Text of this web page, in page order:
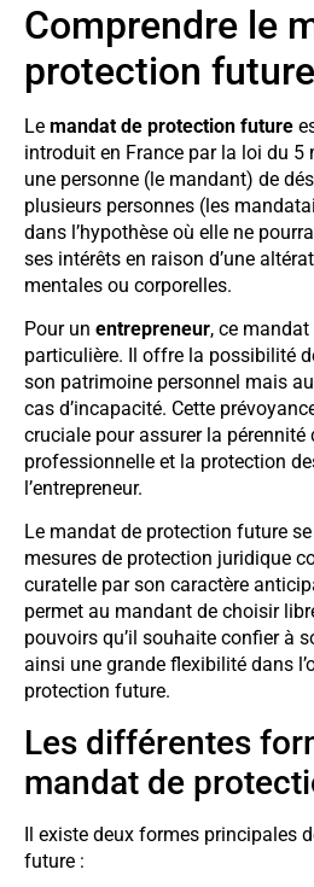
Comprendre le
protection future
Le mandat de protection future
introduit en France par la loi du 5
une personne (le mandant) de
plusieurs personnes (les
dans l’hypothèse où elle ne
ses intérêts en raison d’une
mentales ou corporelles.
Pour un entrepreneur, ce
particulière. Il offre la possibilité
son patrimoine personnel mais
cas d’incapacité. Cette
cruciale pour assurer la pérennité
professionnelle et la protection
l’entrepreneur.
Le mandat de protection future
mesures de protection juridique
curatelle par son caractère
permet au mandant de choisir
pouvoirs qu’il souhaite confier à
ainsi une grande flexibilité dans
protection future.
Les différentes
mandat de
Il existe deux formes principales
future :